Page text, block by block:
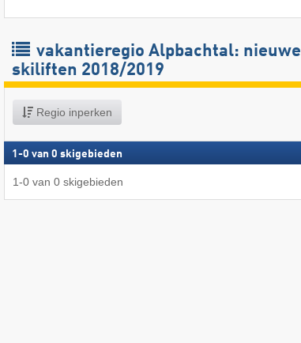
vakantieregio Alpbachtal: nieuwe
skiliften 2018/2019
Regio inperken
1 -0 van 0 skigebieden
1-0 van 0 skigebieden